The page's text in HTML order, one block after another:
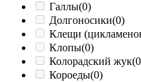
Галлы(0)
Долгоносики(0)
Клещи
Клопы(0)
Колорадский жук
Короеды(0)